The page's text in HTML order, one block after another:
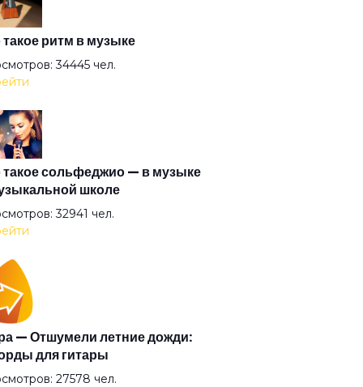
море корабли
(feat. Сансара)
2
тишина
такое ритм в музыке
34445 чел.
такое сольфеджио — в музыке
школе
32941 чел.
— Отшумели летние дожди:
для гитары
27578 чел.